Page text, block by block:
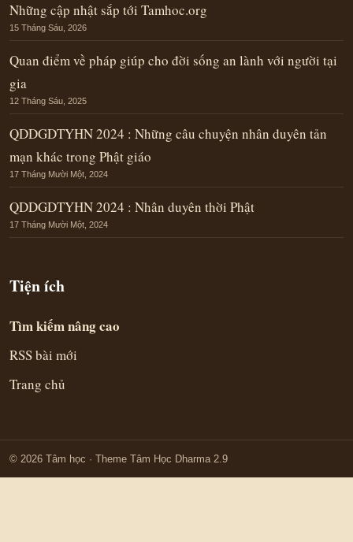
Những cập nhật sắp tới Tamhoc.org
15 Tháng Sáu, 2026
Quan điểm về pháp giúp cho đời sống an lành với người tại
gia
12 Tháng Sáu, 2025
QDDGDTYHN 2024 : Những câu chuyện nhân duyên tản
mạn khác trong Phật giáo
17 Tháng Mười Một, 2024
QDDGDTYHN 2024 : Nhân duyên thời Phật
17 Tháng Mười Một, 2024
Tiện ích
Tìm kiếm nâng cao
RSS bài mới
Trang chủ
© 2026 Tâm học · Theme Tâm Học Dharma 2.9